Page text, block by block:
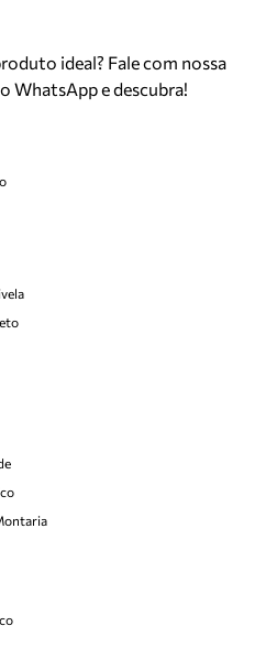
ideal? Fale com nossa
WhatsApp e descubra!